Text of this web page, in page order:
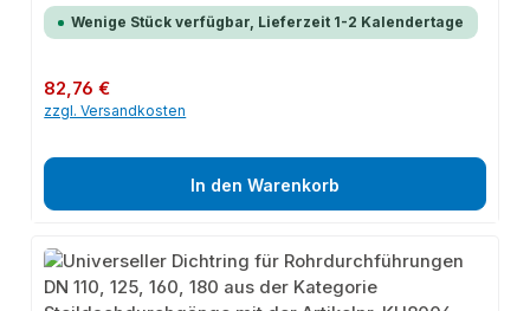
Wenige Stück verfügbar, Lieferzeit 1-2 Kalendertage
Regulärer Preis:
82,76 €
zzgl. Versandkosten
In den Warenkorb